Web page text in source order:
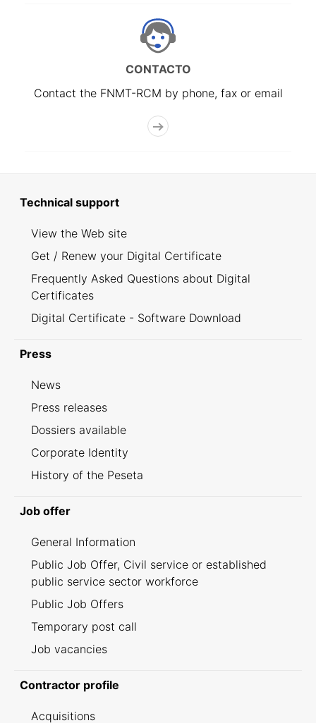
CONTACTO
Contact the FNMT-RCM by phone, fax or email
Technical support
View the Web site
Get / Renew your Digital Certificate
Frequently Asked Questions about Digital
Certificates
Digital Certificate - Software Download
Press
News
Press releases
Dossiers available
Corporate Identity
History of the Peseta
Job offer
General Information
Public Job Offer, Civil service or established
public service sector workforce
Public Job Offers
Temporary post call
Job vacancies
Contractor profile
Acquisitions